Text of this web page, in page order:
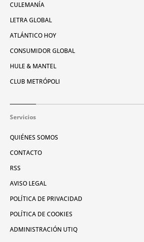
CULEMANÍA
LETRA GLOBAL
ATLÁNTICO HOY
CONSUMIDOR GLOBAL
HULE & MANTEL
CLUB METRÓPOLI
Servicios
QUIÉNES SOMOS
CONTACTO
RSS
AVISO LEGAL
POLÍTICA DE PRIVACIDAD
POLÍTICA DE COOKIES
ADMINISTRACIÓN UTIQ